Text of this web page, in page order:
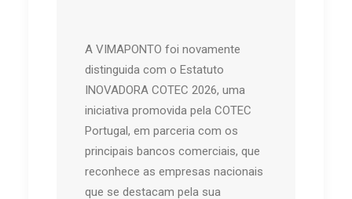
A VIMAPONTO foi novamente
distinguida com o Estatuto
INOVADORA COTEC 2026, uma
iniciativa promovida pela COTEC
Portugal, em parceria com os
principais bancos comerciais, que
reconhece as empresas nacionais
que se destacam pela sua